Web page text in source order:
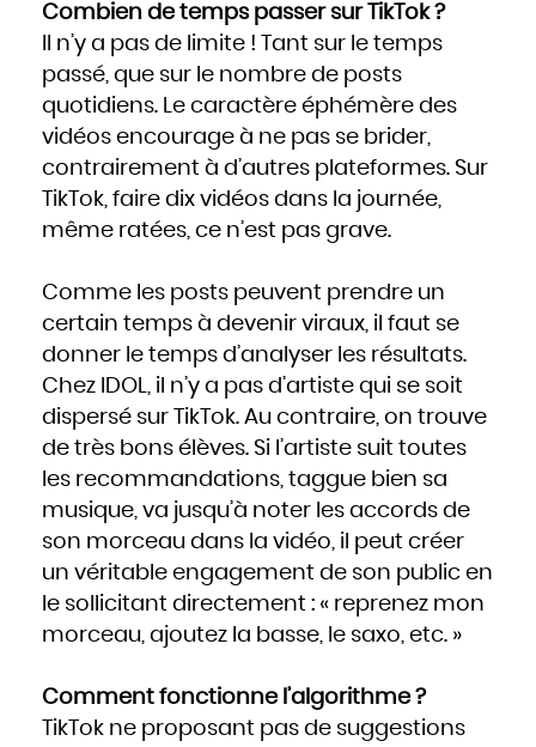
Combien de temps passer sur TikTok ?
Il n’y a pas de limite ! Tant sur le temps
passé, que sur le nombre de posts
quotidiens. Le caractère éphémère des
vidéos encourage à ne pas se brider,
contrairement à d’autres plateformes. Sur
TikTok, faire dix vidéos dans la journée,
même ratées, ce n’est pas grave.
Comme les posts peuvent prendre un
certain temps à devenir viraux, il faut se
donner le temps d’analyser les résultats.
Chez IDOL, il n’y a pas d’artiste qui se soit
dispersé sur TikTok. Au contraire, on trouve
de très bons élèves. Si l’artiste suit toutes
les recommandations, taggue bien sa
musique, va jusqu’à noter les accords de
son morceau dans la vidéo, il peut créer
un véritable engagement de son public en
le sollicitant directement : « reprenez mon
morceau, ajoutez la basse, le saxo, etc. »
Comment fonctionne l’algorithme ?
TikTok ne proposant pas de suggestions